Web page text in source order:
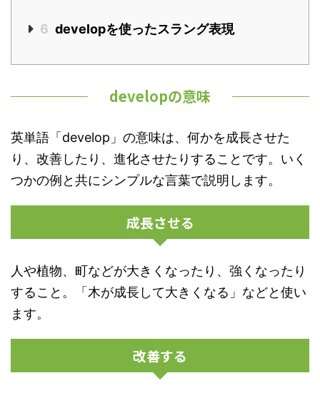
6 developを使ったスラング表現
developの意味
英単語「develop」の意味は、何かを成長させた
り、改善したり、進化させたりすることです。いく
つかの例と共にシンプルな言葉で説明します。
成長させる
人や植物、町などが大きくなったり、強くなったり
すること。「木が成長して大きくなる」などと使い
ます。
改善する